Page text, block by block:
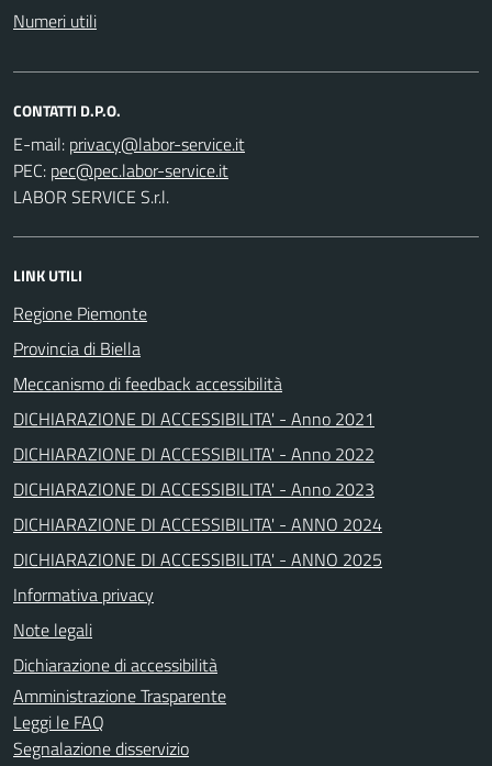
Numeri utili
CONTATTI D.P.O.
E-mail:
PEC:
LABOR SERVICE S.r.l.
LINK UTILI
Regione Piemonte
Provincia di Biella
Meccanismo di feedback accessibilità
DICHIARAZIONE DI ACCESSIBILITA' - Anno 2021
DICHIARAZIONE DI ACCESSIBILITA' - Anno 2022
DICHIARAZIONE DI ACCESSIBILITA' - Anno 2023
DICHIARAZIONE DI ACCESSIBILITA' - ANNO 2024
DICHIARAZIONE DI ACCESSIBILITA' - ANNO 2025
Informativa privacy
Note legali
Dichiarazione di accessibilità
Amministrazione Trasparente
Leggi le FAQ
Segnalazione disservizio